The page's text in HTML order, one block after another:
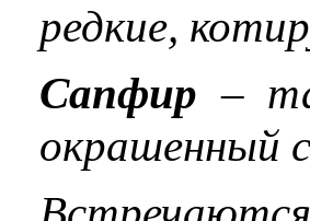
редкие,
Сапфир –
окрашенный